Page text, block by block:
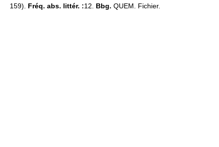
159). Fréq. abs. littér. :12. Bbg. QUEM. Fichier.